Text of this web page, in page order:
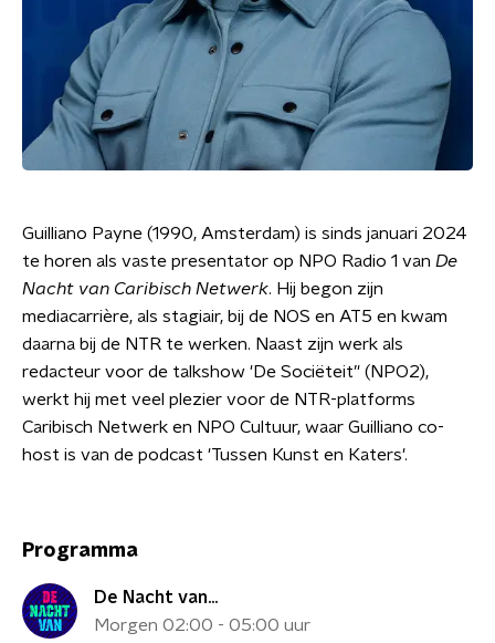
Guilliano Payne (1990, Amsterdam) is sinds januari 2024
te horen als vaste presentator op NPO Radio 1 van De
Nacht van Caribisch Netwerk. Hij begon zijn
mediacarrière, als stagiair, bij de NOS en AT5 en kwam
daarna bij de NTR te werken. Naast zijn werk als
redacteur voor de talkshow 'De Sociëteit’' (NPO2),
werkt hij met veel plezier voor de NTR-platforms
Caribisch Netwerk en NPO Cultuur, waar Guilliano co-
host is van de podcast 'Tussen Kunst en Katers'.
Programma
De Nacht van...
Morgen 02:00 - 05:00 uur